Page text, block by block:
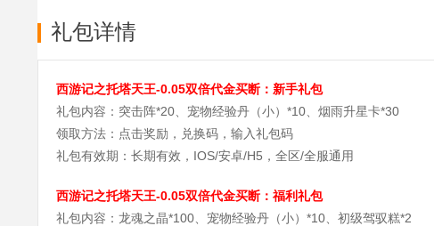
礼包详情
西游记之托塔天王-0.05双倍代金买断：新手礼包
礼包内容：突击阵*20、宠物经验丹（小）*10、烟雨升星卡*30
领取方法：点击奖励，兑换码，输入礼包码
礼包有效期：长期有效，IOS/安卓/H5，全区/全服通用
西游记之托塔天王-0.05双倍代金买断：福利礼包
礼包内容：龙魂之晶*100、宠物经验丹（小）*10、初级驾驭糕*2